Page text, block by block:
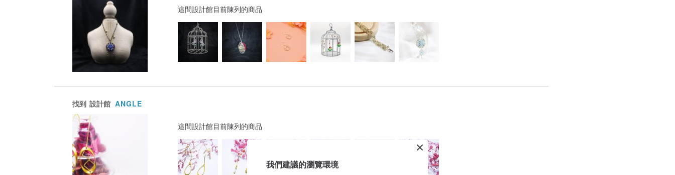
這間設計館目前陳列的商品
找到 設計館 ANGLE
這間設計館目前陳列的商品
我們建議的瀏覽環境